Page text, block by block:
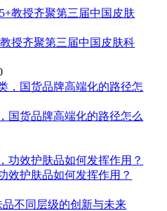
授 齐聚第三届中国皮肤科
国货品牌高端化的路径怎么
效护肤品如何发挥作用？